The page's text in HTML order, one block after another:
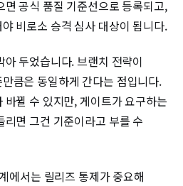
공식 품질 기준선으로 등록되고,
비로소 승격 심사 대상이 됩니다.
두었습니다. 브랜치 전략이
큼은 동일하게 간다는 점입니다.
뀔 수 있지만, 게이트가 요구하는
면 그건 기준이라고 부를 수
에서는 릴리즈 통제가 중요해